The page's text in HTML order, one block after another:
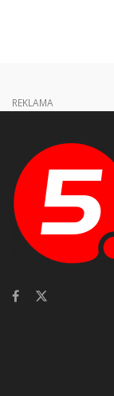
REKLAMA